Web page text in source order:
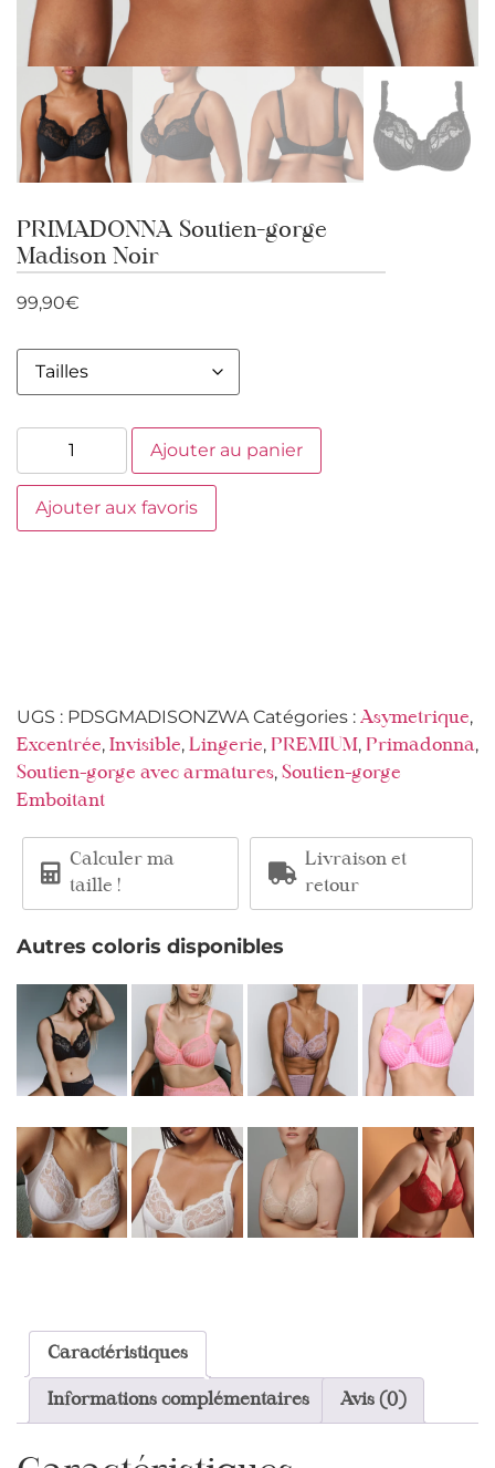
PRIMADONNA Soutien-gorge
Madison Noir
99,90€
Ajouter au panier
Ajouter aux favoris
UGS : PDSGMADISONZWA Catégories : Asymetrique,
Excentrée, Invisible, Lingerie, PREMIUM, Primadonna,
Soutien-gorge avec armatures, Soutien-gorge
Emboitant
Calculer ma
taille !
Livraison et
retour
Autres coloris disponibles
Caractéristiques
Informations complémentaires Avis (0)